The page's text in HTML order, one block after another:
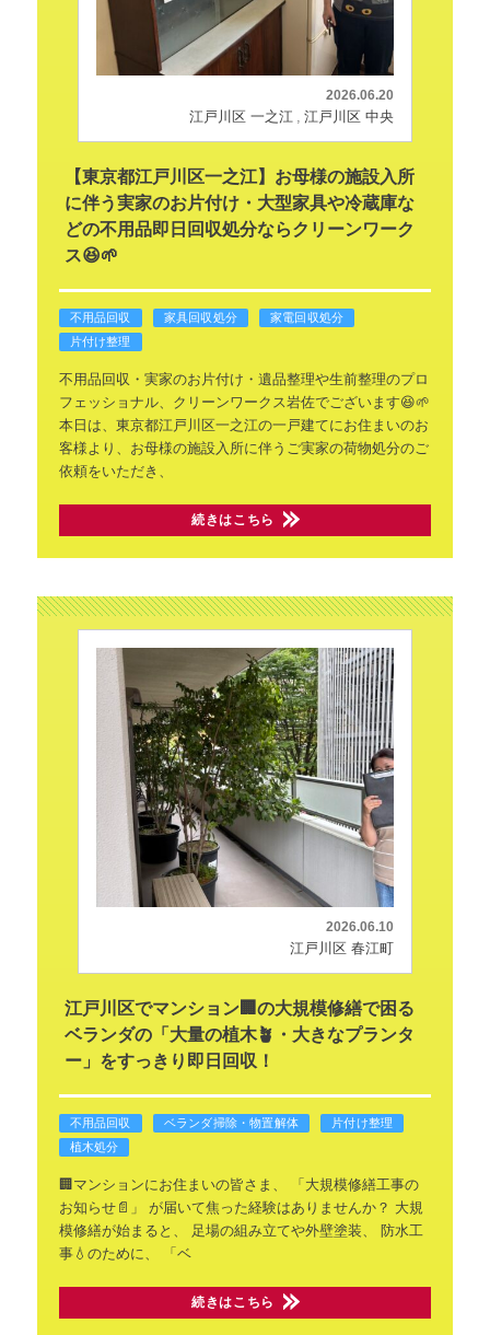
2026.06.20
江戸川区 一之江 江戸川区 中央
【東京都江戸川区一之江】お母様の施設入所
に伴う実家のお片付け・大型家具や冷蔵庫な
どの不用品即日回収処分ならクリーンワーク
ス😆🌱
不用品回収 家具回収処分
家電回収処分
片付け整理
不用品回収・実家のお片付け・遺品整理や生前整理のプロ
フェッショナル、クリーンワークス岩佐でございます😆🌱
本日は、東京都江戸川区一之江の一戸建てにお住まいのお
客様より、お母様の施設入所に伴うご実家の荷物処分のご
依頼をいただき、
続きはこちら
2026.06.10
江戸川区 春江町
江戸川区でマンション🏢の大規模修繕で困る
ベランダの「大量の植木🪴・大きなプランタ
ー」をすっきり即日回収！
不用品回収 ベランダ掃除・物置解体
片付け整理
植木処分
🏢マンションにお住まいの皆さま、
「大規模修繕工事の
お知らせ📄」
が届いて焦った経験はありませんか？ 大規
模修繕が始まると、
足場の組み立てや外壁塗装、
防水工
事💧のために、
「ベ
続きはこちら